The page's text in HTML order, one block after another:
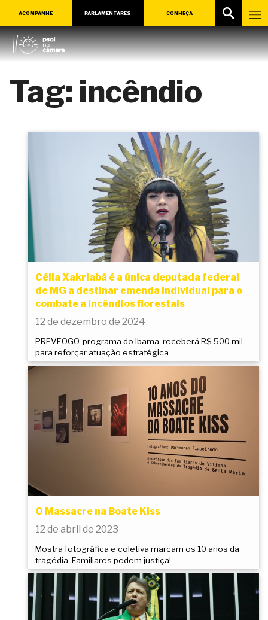
ACOMPANHE PARLAMENTARES CONHEÇA
Tag: incêndio
Célia Xakriabá é a única deputada federal
de MG a destinar emenda individual para o
combate a incêndios florestais
12 de dezembro de 2024
PREVFOGO, programa do Ibama, receberá R$ 500 mil
para reforçar atuação estratégica
O Massacre na Boate Kiss
12 de abril de 2023
Mostra fotográfica e coletiva marcam os 10 anos da
tragédia. Familiares pedem justiça!